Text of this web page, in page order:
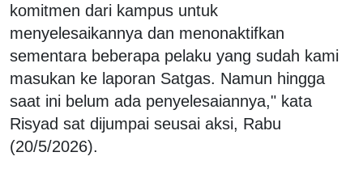
komitmen dari kampus untuk
menyelesaikannya dan menonaktifkan
sementara beberapa pelaku yang sudah kami
masukan ke laporan Satgas. Namun hingga
saat ini belum ada penyelesaiannya," kata
Risyad sat dijumpai seusai aksi, Rabu
(20/5/2026).